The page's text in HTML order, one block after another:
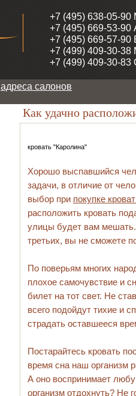
+7 (495) 638-05-90
+7 (495) 669-53-90
+7 (495) 669-57-90
+7 (499) 409-30-38
+7 (499) 409-30-83
адреса салонов
Как удачно
кровать "Каролина"
Хорошо выспавшийся
задачи, в отличие от
выбор при покупке
расположить кровать
улицы будет вам мешать.
третьих, вы не сможете
По поверьям многих
плохое самочувствие и
билет на тот свет. Не
всего подойдут тихие и
страдать оставшееся
Постарайтесь кровать
время сна наш организм
А оно воспринимает
организм отдохнуть? Не